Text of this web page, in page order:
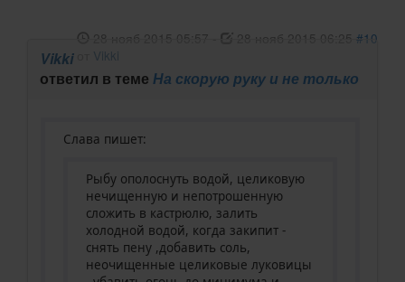
28 нояб 2015 05:57 28 нояб 2015 06:25 #10
Vikki
Vikki
ответил в теме На скорую руку и не только
Слава пишет:
Рыбу ополоснуть водой, целиковую
нечищенную и непотрошенную
сложить в кастрюлю, залить
холодной водой, когда закипит -
снять пену ,добавить соль,
неочищенные целиковые луковицы